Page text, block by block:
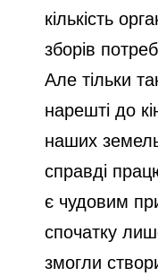
кількість
зборів
Але тільки
нарешті до
наших
справді
є чудовим
спочатку
змогли